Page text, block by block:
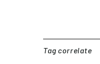
Tag correlate